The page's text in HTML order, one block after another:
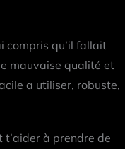
compris qu’il fallait
mauvaise qualité et
a utiliser, robuste,
t’aider à prendre de